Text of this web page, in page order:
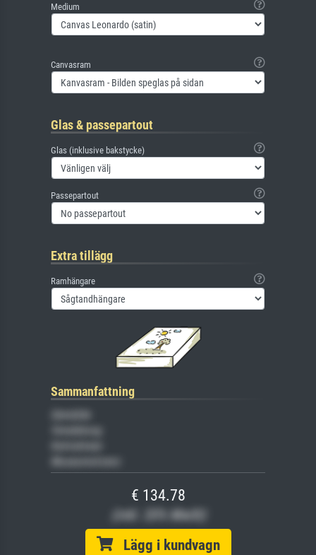
Medium
Canvasram
Glas & passepartout
Glas (inklusive bakstycke)
Passepartout
Extra tillägg
Ramhängare
Sammanfattning
€ 134.78
(inkl. 20% MwSt)
Lägg i kundvagn